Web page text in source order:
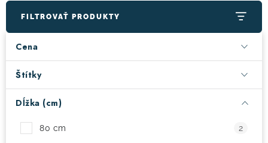
OBLEČENIE A TOPÁNKY
CAMPING
VÝPREDAJ
FILTROVAŤ PRODUKTY
Cena
Štítky
Dĺžka (cm)
80 cm 2